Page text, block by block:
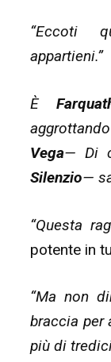
“Eccoti
appartieni.”
È
Vega— Di
Silenzio—
“Questa
potente in
“Ma non
braccia per
più di